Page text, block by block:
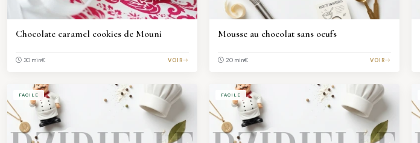
Chocolate caramel cookies de Mouni
30 min€ VOIR
Mousse au chocolat sans oeufs
20 min€ VOIR
FACILE FACILE